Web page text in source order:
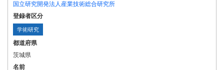
国立研究開発法人産業技術総合研究所
登録者区分
学術研究
都道府県
茨城県
名前